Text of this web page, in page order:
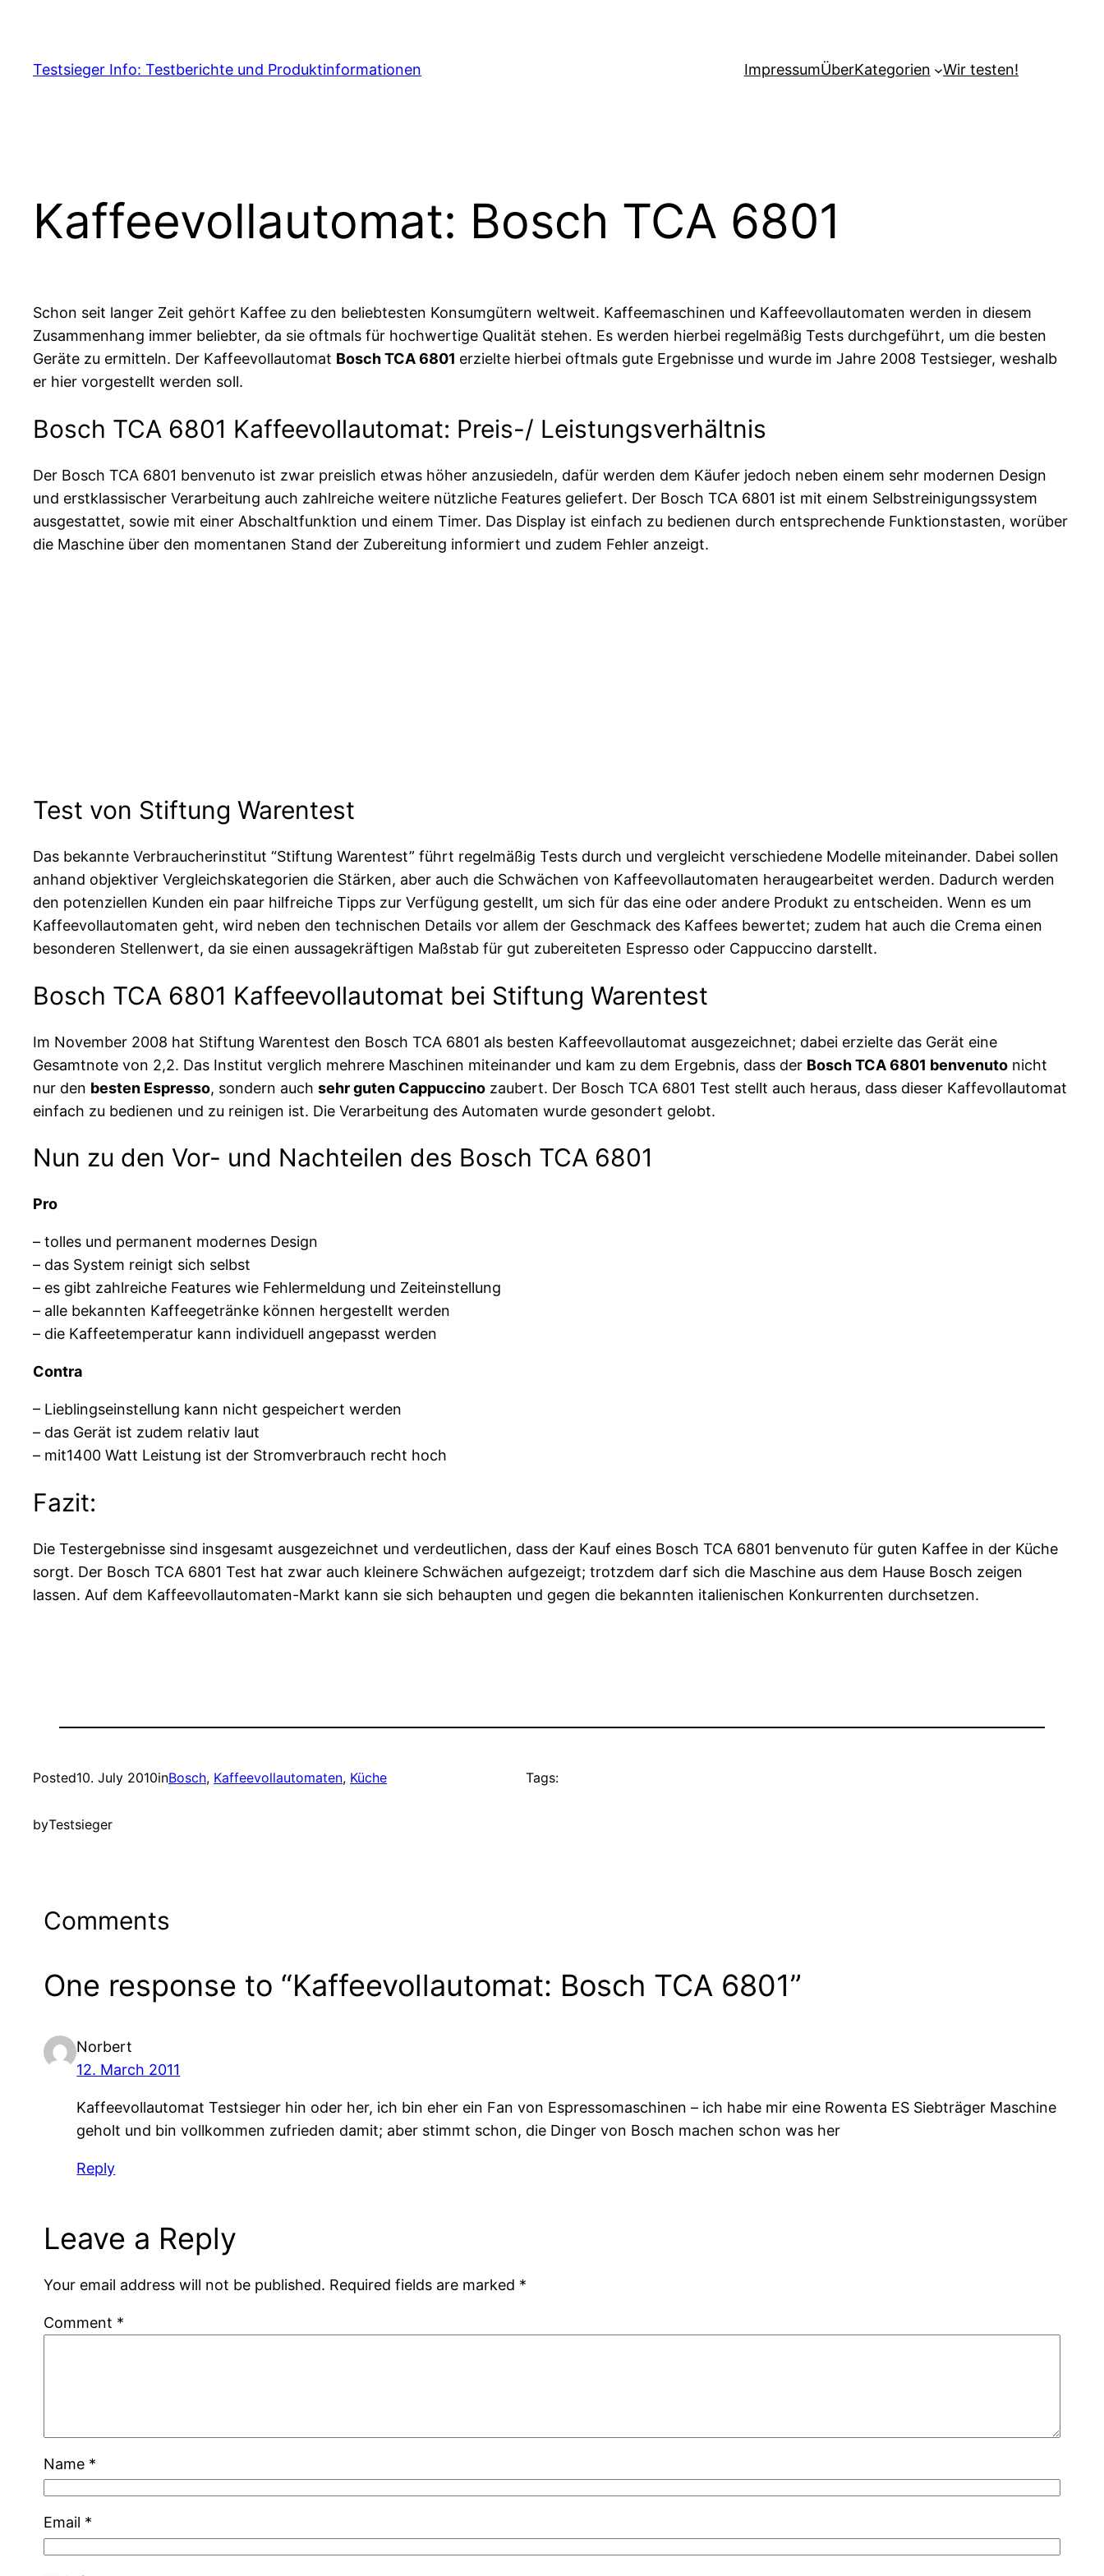
content
Testsieger Info: Testberichte und Produktinformationen ImpressumÜberKategorien Wir testen!
Kaffeevollautomat: Bosch TCA 6801
Schon seit langer Zeit gehört Kaffee zu den beliebtesten Konsumgütern weltweit. Kaffeemaschinen und Kaffeevollautomaten werden in diesem
Zusammenhang immer beliebter, da sie oftmals für hochwertige Qualität stehen. Es werden hierbei regelmäßig Tests durchgeführt, um die besten
Geräte zu ermitteln. Der Kaffeevollautomat Bosch TCA 6801 erzielte hierbei oftmals gute Ergebnisse und wurde im Jahre 2008 Testsieger, weshalb
er hier vorgestellt werden soll.
Bosch TCA 6801 Kaffeevollautomat: Preis-/ Leistungsverhältnis
Der Bosch TCA 6801 benvenuto ist zwar preislich etwas höher anzusiedeln, dafür werden dem Käufer jedoch neben einem sehr modernen Design
und erstklassischer Verarbeitung auch zahlreiche weitere nützliche Features geliefert. Der Bosch TCA 6801 ist mit einem Selbstreinigungssystem
ausgestattet, sowie mit einer Abschaltfunktion und einem Timer. Das Display ist einfach zu bedienen durch entsprechende Funktionstasten, worüber
die Maschine über den momentanen Stand der Zubereitung informiert und zudem Fehler anzeigt.
Test von Stiftung Warentest
Das bekannte Verbraucherinstitut “Stiftung Warentest” führt regelmäßig Tests durch und vergleicht verschiedene Modelle miteinander. Dabei sollen
anhand objektiver Vergleichskategorien die Stärken, aber auch die Schwächen von Kaffeevollautomaten heraugearbeitet werden. Dadurch werden
den potenziellen Kunden ein paar hilfreiche Tipps zur Verfügung gestellt, um sich für das eine oder andere Produkt zu entscheiden. Wenn es um
Kaffeevollautomaten geht, wird neben den technischen Details vor allem der Geschmack des Kaffees bewertet; zudem hat auch die Crema einen
besonderen Stellenwert, da sie einen aussagekräftigen Maßstab für gut zubereiteten Espresso oder Cappuccino darstellt.
Bosch TCA 6801 Kaffeevollautomat bei Stiftung Warentest
Im November 2008 hat Stiftung Warentest den Bosch TCA 6801 als besten Kaffeevollautomat ausgezeichnet; dabei erzielte das Gerät eine
Gesamtnote von 2,2. Das Institut verglich mehrere Maschinen miteinander und kam zu dem Ergebnis, dass der Bosch TCA 6801 benvenuto nicht
nur den besten Espresso, sondern auch sehr guten Cappuccino zaubert. Der Bosch TCA 6801 Test stellt auch heraus, dass dieser Kaffevollautomat
einfach zu bedienen und zu reinigen ist. Die Verarbeitung des Automaten wurde gesondert gelobt.
Nun zu den Vor- und Nachteilen des Bosch TCA 6801
Pro
– tolles und permanent modernes Design
– das System reinigt sich selbst
– es gibt zahlreiche Features wie Fehlermeldung und Zeiteinstellung
– alle bekannten Kaffeegetränke können hergestellt werden
– die Kaffeetemperatur kann individuell angepasst werden
Contra
– Lieblingseinstellung kann nicht gespeichert werden
– das Gerät ist zudem relativ laut
– mit1400 Watt Leistung ist der Stromverbrauch recht hoch
Fazit:
Die Testergebnisse sind insgesamt ausgezeichnet und verdeutlichen, dass der Kauf eines Bosch TCA 6801 benvenuto für guten Kaffee in der Küche
sorgt. Der Bosch TCA 6801 Test hat zwar auch kleinere Schwächen aufgezeigt; trotzdem darf sich die Maschine aus dem Hause Bosch zeigen
lassen. Auf dem Kaffeevollautomaten-Markt kann sie sich behaupten und gegen die bekannten italienischen Konkurrenten durchsetzen.
Posted10. July 2010inBosch, Kaffeevollautomaten, Küche
byTestsieger
Tags:
Comments
One response to “Kaffeevollautomat: Bosch TCA 6801”
Norbert
12. March 2011
Kaffeevollautomat Testsieger hin oder her, ich bin eher ein Fan von Espressomaschinen – ich habe mir eine Rowenta ES Siebträger Maschine
geholt und bin vollkommen zufrieden damit; aber stimmt schon, die Dinger von Bosch machen schon was her
Reply
Leave a Reply
Your email address will not be published. Required fields are marked *
Comment *
Name *
Email *